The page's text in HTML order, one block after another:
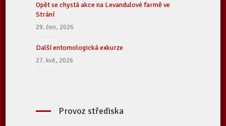
Opět se chystá akce na Levandulové farmě ve
Strání
29. čen, 2026
Další entomologická exkurze
27. kvě, 2026
Provoz střediska